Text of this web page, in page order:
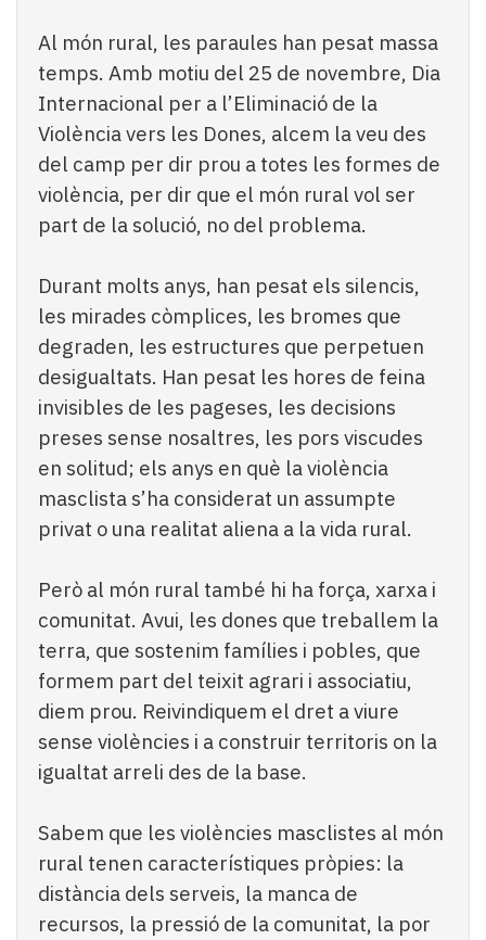
del
Pallars
Contingut
patrocinat
Lo
més
llegit...
Editorial
Al món rural, les paraules han pesat massa
temps. Amb motiu del 25 de novembre, Dia
Internacional per a l’Eliminació de la
Violència vers les Dones, alcem la veu des
del camp per dir prou a totes les formes de
violència, per dir que el món rural vol ser
part de la solució, no del problema.
Durant molts anys, han pesat els silencis,
les mirades còmplices, les bromes que
degraden, les estructures que perpetuen
desigualtats. Han pesat les hores de feina
invisibles de les pageses, les decisions
preses sense nosaltres, les pors viscudes
en solitud; els anys en què la violència
masclista s’ha considerat un assumpte
privat o una realitat aliena a la vida rural.
Però al món rural també hi ha força, xarxa i
comunitat. Avui, les dones que treballem la
terra, que sostenim famílies i pobles, que
formem part del teixit agrari i associatiu,
diem prou. Reivindiquem el dret a viure
sense violències i a construir territoris on la
igualtat arreli des de la base.
Sabem que les violències masclistes al món
rural tenen característiques pròpies: la
distància dels serveis, la manca de
recursos, la pressió de la comunitat, la por